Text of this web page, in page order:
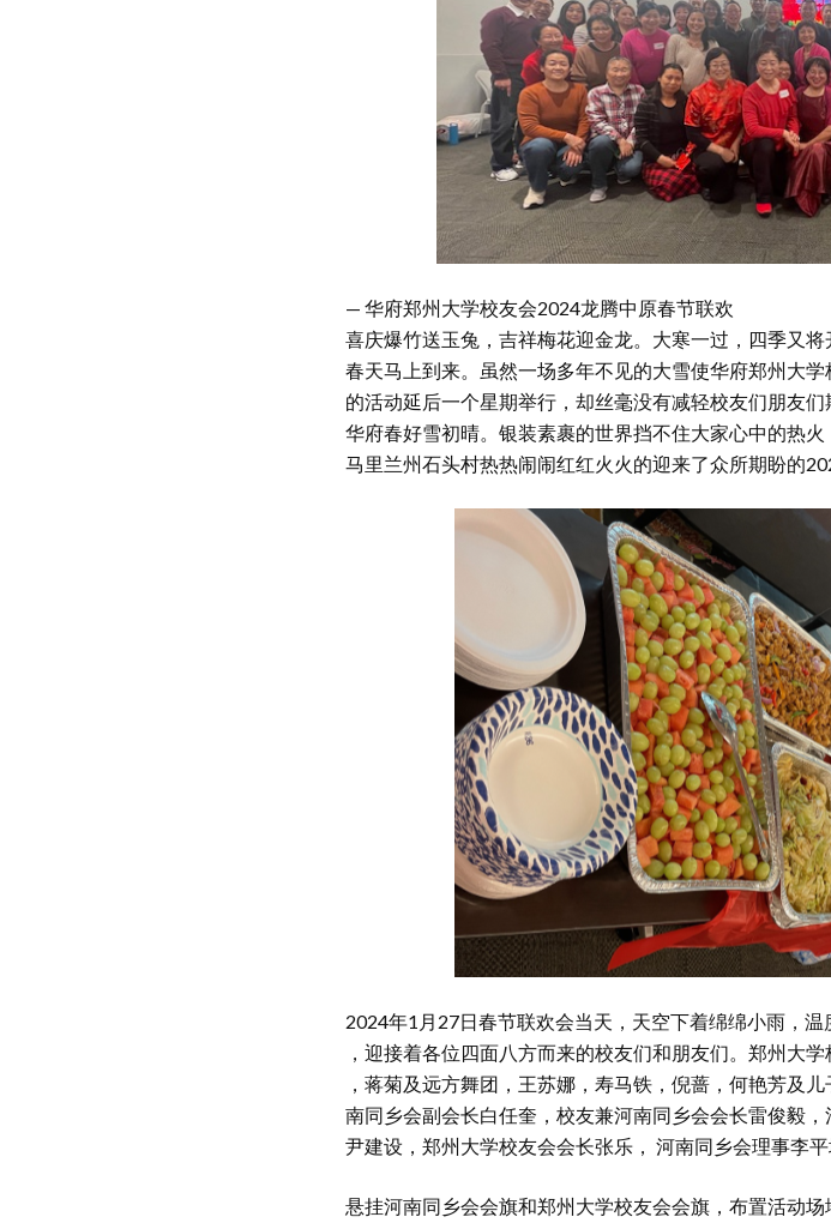
— 华府郑州大学校友会2024龙腾中原春节联欢
喜庆爆竹送玉兔，吉祥梅花迎金龙。大寒一过，四季又
春天马上到来。虽然一场多年不见的大雪使华府郑州大
的活动延后一个星期举行，却丝毫没有减轻校友们朋友
华府春好雪初晴。银装素裹的世界挡不住大家心中的热
马里兰州石头村热热闹闹红红火火的迎来了众所期盼的
2024年1月27日春节联欢会当天，天空下着绵绵小雨，
，迎接着各位四面八方而来的校友们和朋友们。郑州大
，蒋菊及远方舞团，王苏娜，寿马铁，倪蔷，何艳芳及
南同乡会副会长白任奎，校友兼河南同乡会会长雷俊毅
尹建设，郑州大学校友会会长张乐， 河南同乡会理事李
悬挂河南同乡会会旗和郑州大学校友会会旗，布置活动